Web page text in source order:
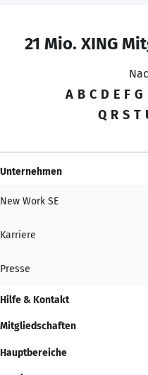
21 Mio. XING
A B C D E F G
Q R S T
Unternehmen
New Work SE
Karriere
Presse
Hilfe & Kontakt
Mitgliedschaften
Hauptbereiche